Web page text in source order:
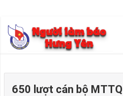
650 lượt cán bộ